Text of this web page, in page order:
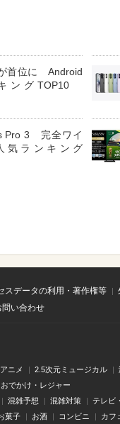
首位に Android
ングTOP10
Pro 3 完全ワイ
気ランキング
スデータの利用・著作権等
い合わせ
アニメ 2.5次元ミュージカル
おでかけ・レジャー
混雑予想 混雑対策 テレビ
菓子 お酒 コンビニ カフ